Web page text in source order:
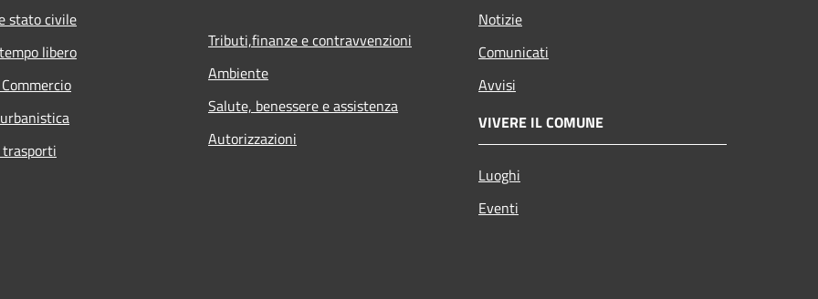
stato civile
libero
Tributi,finanze e contravvenzioni
Ambiente
Salute, benessere e assistenza
Autorizzazioni
Notizie
Comunicati
Avvisi
VIVERE IL COMUNE
Luoghi
Eventi